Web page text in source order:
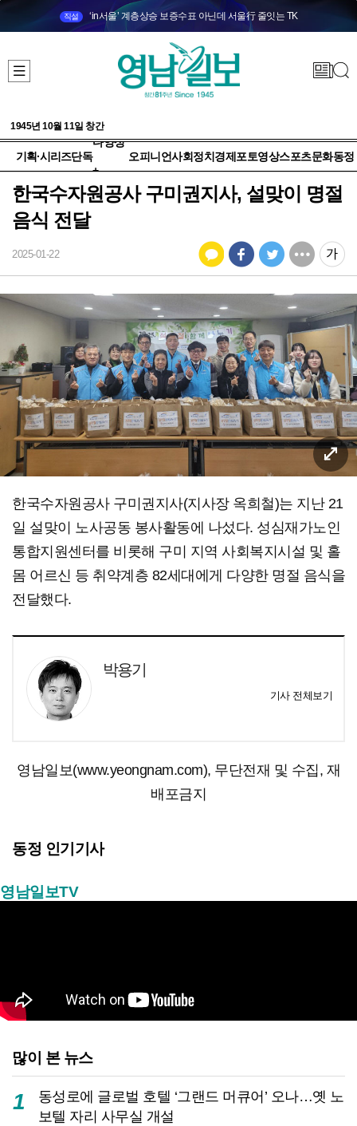
직설 ‘in서울’ 계층상승 보증수표 아닌데 서울行 줄잇는 TK
1945년 10월 11일 창간
기획·시리즈단독
다양성
+
오피니언사회정치 경제 포토영상스포츠문화동정
한국수자원공사 구미권지사, 설맞이 명절
음식 전달
2025-01-22
한국수자원공사 구미권지사(지사장 옥희철)는 지난 21
일 설맞이 노사공동 봉사활동에 나섰다. 성심재가노인
통합지원센터를 비롯해 구미 지역 사회복지시설 및 홀
몸 어르신 등 취약계층 82세대에게 다양한 명절 음식을
전달했다.
박용기
기사 전체보기
영남일보(www.yeongnam.com), 무단전재 및 수집, 재
배포금지
동정 인기기사
영남일보TV
많이 본 뉴스
1
동성로에 글로벌 호텔 ‘그랜드 머큐어’ 오나…옛 노
보텔 자리 사무실 개설